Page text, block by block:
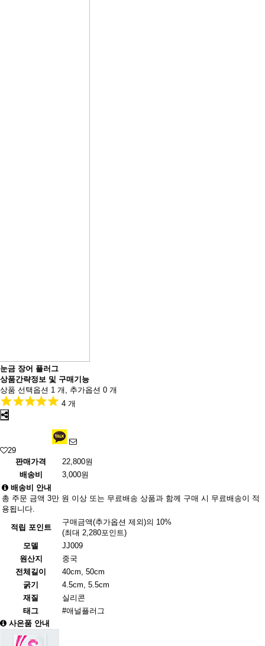
눈금 장어 플러그
상품간략정보 및 구매기능
상품 선택옵션 1 개, 추가옵션 0 개
4 개
29
판매가격
22,800원
배송비
3,000원
배송비 안내
총 주문 금액 3만 원 이상 또는 무료배송 상품과 함께 구매 시 무료배송이 적
용됩니다.
적립 포인트
구매금액(추가옵션 제외)의 10%
(최대 2,280포인트)
모델
JJ009
원산지
중국
전체길이
40cm, 50cm
굵기
4.5cm, 5.5cm
재질
실리콘
태그
#애널플러그
사은품 안내